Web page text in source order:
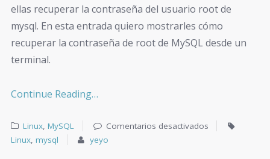
ellas recuperar la contraseña del usuario root de
mysql. En esta entrada quiero mostrarles cómo
recuperar la contraseña de root de MySQL desde un
terminal.
Continue Reading…
Linux,MySQL
Comentarios desactivados
Linux, mysql yeyo